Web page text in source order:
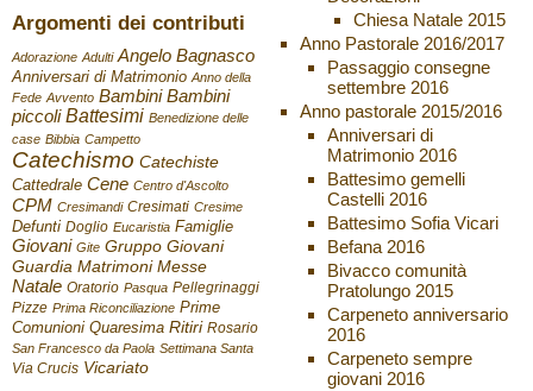
Argomenti dei contributi
Adorazione Adulti Angelo Bagnasco
Anniversari di Matrimonio Anno della
Fede Avvento Bambini Bambini
piccoli Battesimi Benedizione delle
case Bibbia Campetto
Catechismo Catechiste
Cattedrale Cene Centro d'Ascolto
CPM Cresimandi Cresimati Cresime
Defunti Doglio Eucaristia Famiglie
Giovani Gite Gruppo Giovani
Guardia Matrimoni Messe
Natale Oratorio Pasqua Pellegrinaggi
Pizze Prima Riconciliazione Prime
Comunioni Quaresima Ritiri Rosario
San Francesco da Paola Settimana Santa
Via Crucis Vicariato
Chiesa Natale 2015
Anno Pastorale 2016/2017
Passaggio consegne
settembre 2016
Anno pastorale 2015/2016
Anniversari di
Matrimonio 2016
Battesimo gemelli
Castelli 2016
Battesimo Sofia Vicari
Befana 2016
Bivacco comunità
Pratolungo 2015
Carpeneto anniversario
2016
Carpeneto sempre
giovani 2016